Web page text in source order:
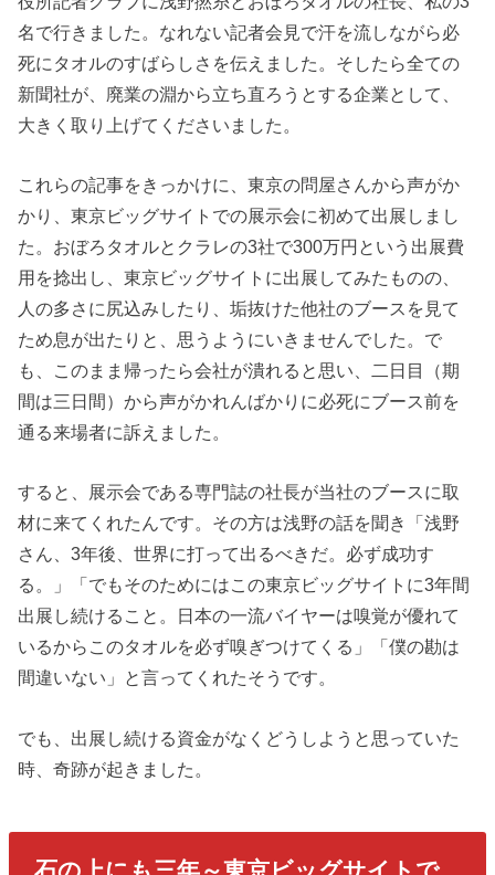
名で行きました。なれない記者会見で汗を流しながら必
死にタオルのすばらしさを伝えました。そしたら全ての
新聞社が、廃業の淵から立ち直ろうとする企業として、
大きく取り上げてくださいました。
これらの記事をきっかけに、東京の問屋さんから声がか
かり、東京ビッグサイトでの展示会に初めて出展しまし
た。おぼろタオルとクラレの3社で300万円という出展費
用を捻出し、東京ビッグサイトに出展してみたものの、
人の多さに尻込みしたり、垢抜けた他社のブースを見て
ため息が出たりと、思うようにいきませんでした。で
も、このまま帰ったら会社が潰れると思い、二日目（期
間は三日間）から声がかれんばかりに必死にブース前を
通る来場者に訴えました。
すると、展示会である専門誌の社長が当社のブースに取
材に来てくれたんです。その方は浅野の話を聞き「浅野
さん、3年後、世界に打って出るべきだ。必ず成功す
る。」「でもそのためにはこの東京ビッグサイトに3年間
出展し続けること。日本の一流バイヤーは嗅覚が優れて
いるからこのタオルを必ず嗅ぎつけてくる」「僕の勘は
間違いない」と言ってくれたそうです。
でも、出展し続ける資金がなくどうしようと思っていた
時、奇跡が起きました。
石の上にも三年～東京ビッグサイトで